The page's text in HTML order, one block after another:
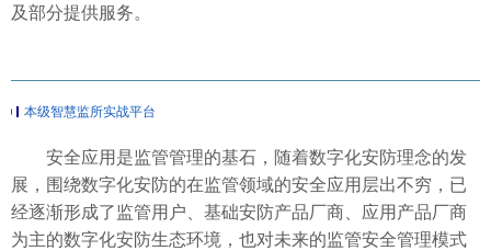
及部分提供服务。
本级智慧监所实战平台
安全应用是监管管理的基石，随着数字化安防理念的发
展，围绕数字化安防的在监管领域的安全应用层出不穷，已
经逐渐形成了监管用户、基础安防产品厂商、应用产品厂商
为主的数字化安防生态环境，也对未来的监管安全管理模式